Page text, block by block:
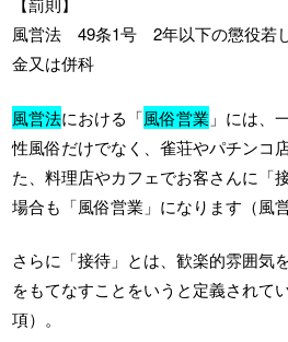
風営法 49条1号 2年以下の懲役若
金又は併科
風営法における「風俗営業 」には、
性風俗だけでなく、雀荘やパチンコ
た、料理店やカフェでお客さんに「
場合も「風俗営業」になります（風
さらに「接待」とは、歓楽的雰囲気
をもてなすことをいうと定義されて
項）。